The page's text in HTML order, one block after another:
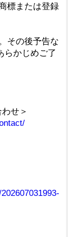
標または登録
その後予告な
らかじめご了
せ＞